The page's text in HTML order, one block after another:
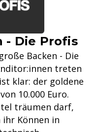
- Die Profis
Backen - Die
treten
klar: der goldene
10.000 Euro.
träumen darf,
ihr Können in